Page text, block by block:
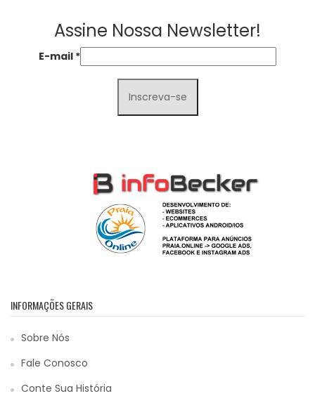
Assine Nossa Newsletter!
E-mail *
INFORMAÇÕES GERAIS
Sobre Nós
Fale Conosco
Conte Sua História